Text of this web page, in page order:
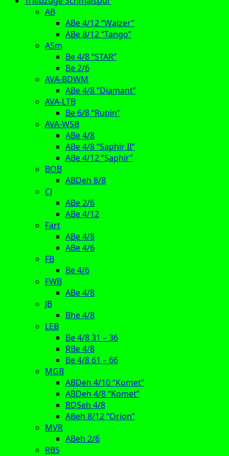
AB
ABe 4/12 “Walzer”
ABe 8/12 “Tango”
ASm
Be 4/8 “STAR”
Be 2/6
AVA-BDWM
ABe 4/8 “Diamant”
AVA-LTB
Be 6/8 “Rubin”
AVA-WSB
ABe 4/8
ABe 4/8 “Saphir II”
ABe 4/12 “Saphir”
BOB
ABDeh 8/8
CJ
ABe 2/6
ABe 4/12
Fart
ABe 4/8
ABe 4/6
FB
Be 4/6
FWB
ABe 4/8
JB
Bhe 4/8
LEB
Be 4/8 31 – 36
RBe 4/8
Be 4/8 61 – 66
MGB
ABDeh 4/10 “Komet”
ABDeh 4/8 “Komet”
BDSeh 4/8
ABeh 8/12 “Orion”
MVR
ABeh 2/6
RBS